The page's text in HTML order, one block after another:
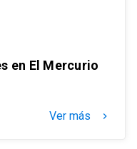
en El Mercurio
Ver más keyboard_arrow_right